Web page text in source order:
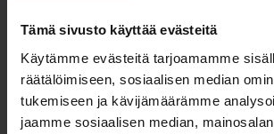
Tämä sivusto käyttää evästeitä
Käytämme evästeitä tarjoamamme
räätälöimiseen, sosiaalisen median
tukemiseen ja kävijämäärämme
jaamme sosiaalisen median,
0505566917